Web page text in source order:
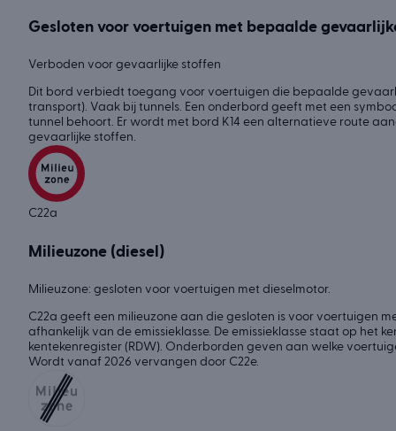
Gesloten voor voertuigen met bepaalde
Verboden voor gevaarlijke stoffen
Dit bord verbiedt toegang voor voertuigen die bepaalde
transport). Vaak bij tunnels. Een onderbord geeft met een
tunnel behoort. Er wordt met bord K14 een alternatieve route
gevaarlijke stoffen.
C22a
Milieuzone (diesel)
Milieuzone: gesloten voor voertuigen met dieselmotor.
C22a geeft een milieuzone aan die gesloten is voor voertuigen
afhankelijk van de emissieklasse. De emissieklasse staat op het
kentekenregister (RDW). Onderborden geven aan welke
Wordt vanaf 2026 vervangen door C22e.